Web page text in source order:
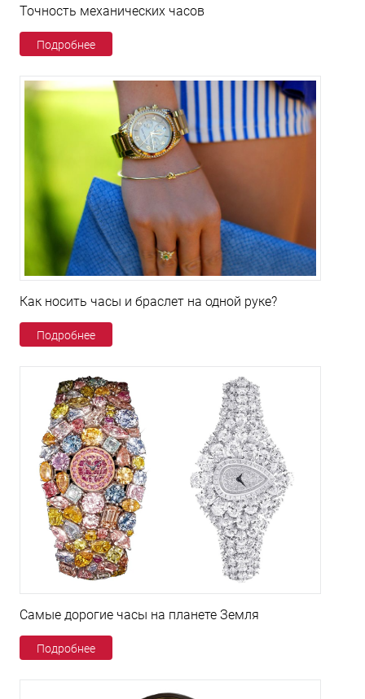
Точность механических часов
Подробнее
Как носить часы и браслет на одной руке?
Подробнее
Самые дорогие часы на планете Земля
Подробнее